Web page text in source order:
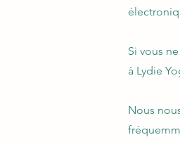
Si vous
à Lydie
Nous